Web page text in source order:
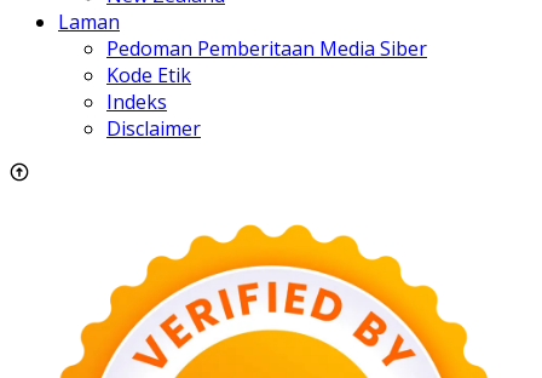
Laman
Pedoman Pemberitaan Media Siber
Kode Etik
Indeks
Disclaimer